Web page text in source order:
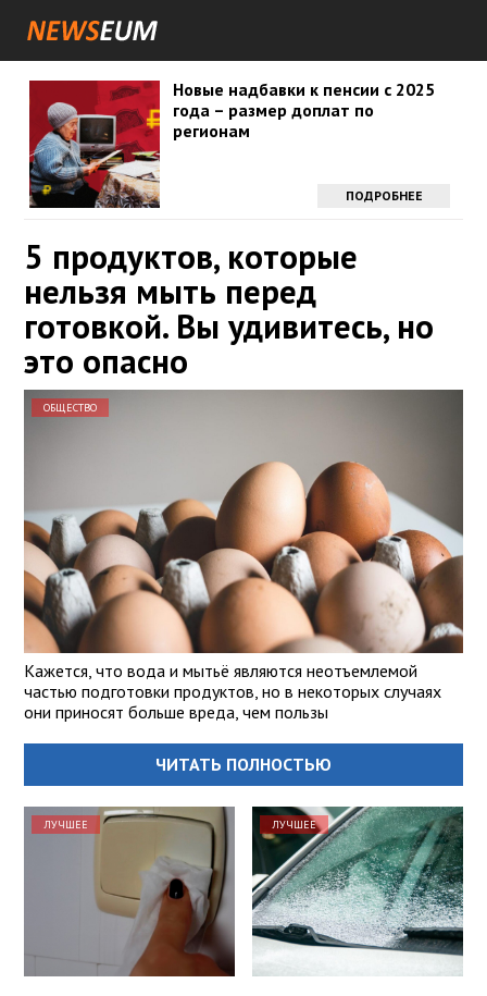
Новые надбавки к пенсии с 2025
года – размер доплат по
регионам
ПОДРОБНЕЕ
5 продуктов, которые
нельзя мыть перед
готовкой. Вы удивитесь, но
это опасно
ОБЩЕСТВО
Кажется, что вода и мытьё являются неотъемлемой
частью подготовки продуктов, но в некоторых случаях
они приносят больше вреда, чем пользы
ЧИТАТЬ ПОЛНОСТЬЮ
ЛУЧШЕЕ ЛУЧШЕЕ